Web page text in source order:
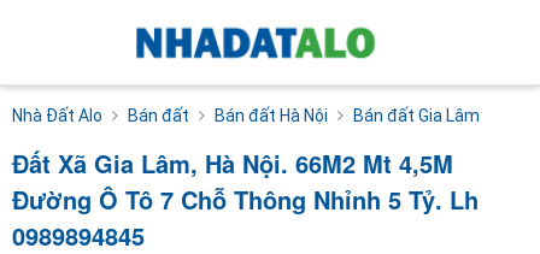
Nhà Đất Alo Bán đất Bán đất Hà Nội Bán đất Gia Lâm
Đất Xã Gia Lâm, Hà Nội. 66M2 Mt 4,5M
Đường Ô Tô 7 Chỗ Thông Nhỉnh 5 Tỷ. Lh
0989894845